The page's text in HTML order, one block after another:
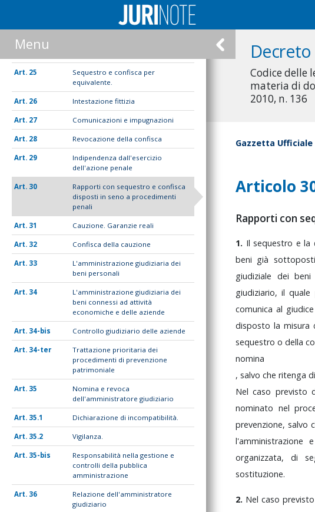
Decreto
Codice delle
materia di
2010, n. 136
Menu
Provvedimenti d'urgenza
25
Sequestro e confisca per
equivalente.
26 Intestazione fittizia
27 Comunicazioni e impugnazioni
28 Revocazione della confisca
29
Indipendenza dall'esercizio
dell'azione penale
30
Rapporti con sequestro e confisca
disposti in seno a procedimenti
penali
31 Cauzione. Garanzie reali
32 Confisca della cauzione
33
L'amministrazione giudiziaria dei
beni personali
34
L'amministrazione giudiziaria dei
beni connessi ad attività
economiche e delle aziende
34-bis Controllo giudiziario delle aziende
34-ter
Trattazione prioritaria dei
procedimenti di prevenzione
patrimoniale
35
Nomina e revoca
dell'amministratore giudiziario
35.1 Dichiarazione di incompatibilità.
35.2 Vigilanza.
35-bis
Responsabilità nella gestione e
controlli della pubblica
amministrazione
36
Relazione dell'amministratore
giudiziario
Gazzetta Ufficiale
Articolo
Rapporti con
1. Ilsequestro ela
beni già
giudiziale dei
giudiziario,ilquale
comunica al
disposto la misura
sequestro o della
, salvo che ritenga di
Nelcaso previsto
nominato nel
prevenzione, salvo
l'amministrazione e
organizzata, di
sostituzione.
2. Nelcasoprevisto